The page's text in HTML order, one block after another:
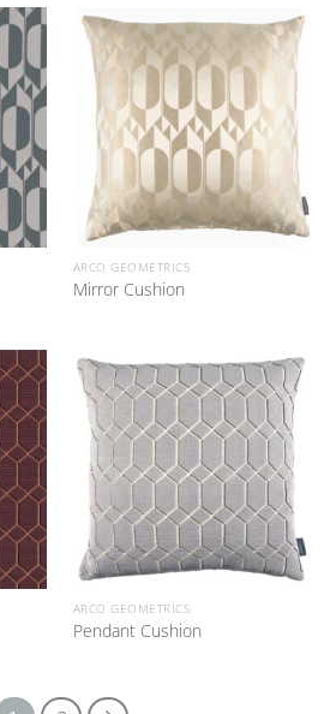
ARCO GEOMETRICS
Mirror Cushion
ARCO GEOMETRICS
Pendant Cushion